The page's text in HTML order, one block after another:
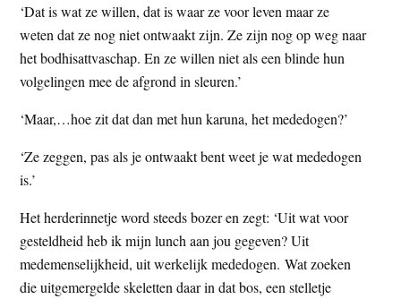
‘Dat is wat ze willen, dat is waar ze voor leven maar ze
weten dat ze nog niet ontwaakt zijn. Ze zijn nog op weg naar
het bodhisattvaschap. En ze willen niet als een blinde hun
volgelingen mee de afgrond in sleuren.’
‘Maar,…hoe zit dat dan met hun karuna, het mededogen?’
‘Ze zeggen, pas als je ontwaakt bent weet je wat mededogen
is.’
Het herderinnetje word steeds bozer en zegt: ‘Uit wat voor
gesteldheid heb ik mijn lunch aan jou gegeven? Uit
medemenselijkheid, uit werkelijk mededogen. Wat zoeken
die uitgemergelde skeletten daar in dat bos, een stelletje